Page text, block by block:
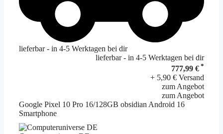
lieferbar - in 4-5 Werktagen bei dir
lieferbar - in 4-5 Werktagen bei dir
777,99 € *
+ 5,90 € Versand
zum Angebot
zum Angebot
Google Pixel 10 Pro 16/128GB obsidian Android 16
Smartphone